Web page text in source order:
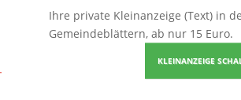
Ihre private Kleinanzeige (Text) in
Gemeindeblättern, ab nur 15 Euro.
KLEINANZEIGE